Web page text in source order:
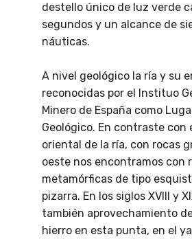
destello único de luz verde
segundos y un alcance de
náuticas.
A nivel geológico la ría y su
reconocidas por el Instituo
Minero de España como
Geológico. En contraste con
oriental de la ría, con rocas
oeste nos encontramos con
metamórficas de tipo
pizarra. En los siglos XVIII y
también aprovechamiento
hierro en esta punta, en el